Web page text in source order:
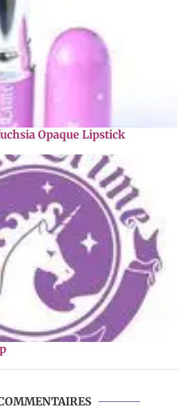
Opaque Lipstick